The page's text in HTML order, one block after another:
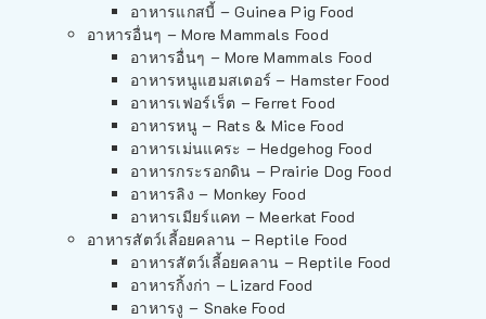
อาหารแกสบี้ – Guinea Pig Food
อาหารอื่นๆ – More Mammals Food
อาหารอื่นๆ – More Mammals Food
อาหารหนูแฮมสเตอร์ – Hamster Food
อาหารเฟอร์เร็ต – Ferret Food
อาหารหนู – Rats & Mice Food
อาหารเม่นแคระ – Hedgehog Food
อาหารกระรอกดิน – Prairie Dog Food
อาหารลิง – Monkey Food
อาหารเมียร์แคท – Meerkat Food
อาหารสัตว์เลี้อยคลาน – Reptile Food
อาหารสัตว์เลี้อยคลาน – Reptile Food
อาหารกิ้งก่า – Lizard Food
อาหารงู – Snake Food